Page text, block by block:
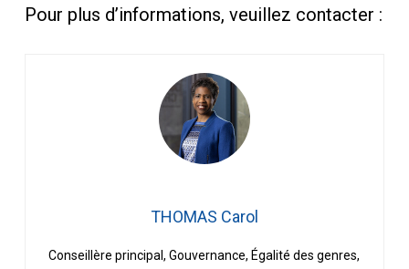
Pour plus d’informations, veuillez contacter :
THOMAS Carol
Conseillère principal, Gouvernance, Égalité des genres,